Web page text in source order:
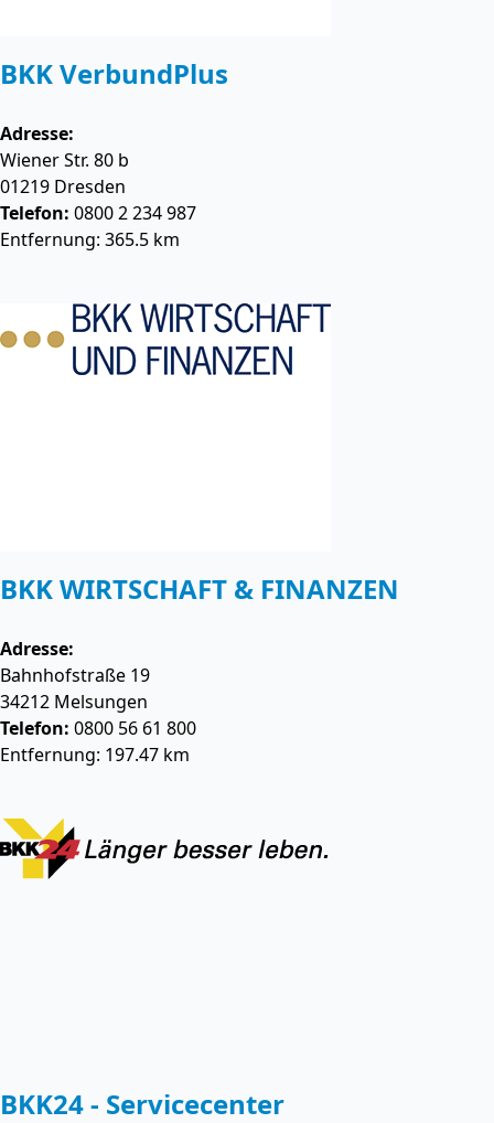
BKK VerbundPlus
Adresse:
Wiener Str. 80 b
01219 Dresden
Telefon: 0800 2 234 987
Entfernung: 365.5 km
BKK WIRTSCHAFT & FINANZEN
Adresse:
Bahnhofstraße 19
34212 Melsungen
Telefon: 0800 56 61 800
Entfernung: 197.47 km
BKK24 - Servicecenter